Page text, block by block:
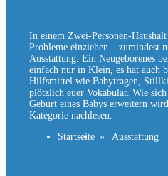
In einem Zwei-Personen-
Probleme einziehen – zumindest
Ausstattung. Ein Neugeborenes
einfach nur in Klein, es hat auch
Hilfsmittel wie Babytragen,
plötzlich euer Vokabular. Wie
Geburt eines Babys erweitern
Kategorie nachlesen.
Startseite
Ausstattung